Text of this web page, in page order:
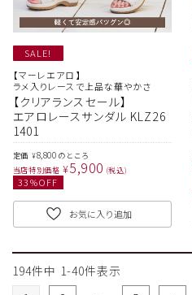
SALE!
【マーレエアロ】
ラメ入りレースで上品な華やかさ
【クリアランスセール】
エアロレースサンダル KLZ26
1401
定価 ¥8,800 のところ
当店特別価格 ¥5,900 税込
33%OFF
お気に入り追加
194件中 1-40件表示